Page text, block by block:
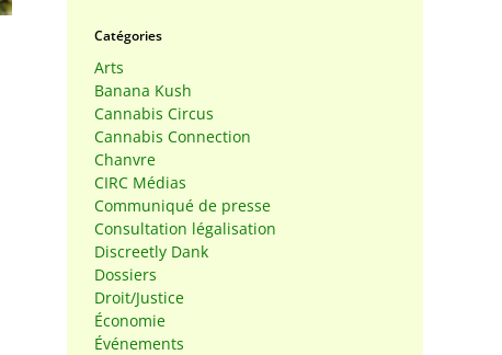
Catégories
Arts
Banana Kush
Cannabis Circus
Cannabis Connection
Chanvre
CIRC Médias
Communiqué de presse
Consultation légalisation
Discreetly Dank
Dossiers
Droit/Justice
Économie
Événements